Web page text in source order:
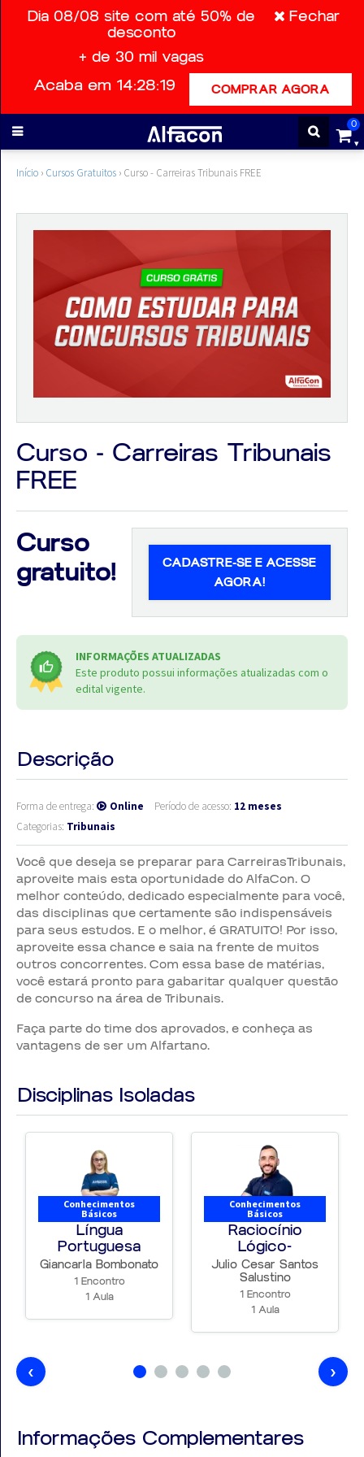
Dia 08/08 site com até 50% de
desconto
+ de 30 mil vagas
Fechar
Acaba em 14:28:19 COMPRAR AGORA
0
Cursos
ALFAQUIZ
Aprovados
Notícias
VIVO
Início › Cursos Gratuitos › Curso - Carreiras Tribunais FREE
Curso - Carreiras Tribunais
FREE
Curso
gratuito!
CADASTRE-SE E ACESSE
AGORA!
INFORMAÇÕES ATUALIZADAS
Este produto possui informações atualizadas com o
edital vigente.
Descrição
Forma de entrega: Online Período de acesso: 12 meses
Categorias: Tribunais
Você que deseja se preparar para CarreirasTribunais,
aproveite mais esta oportunidade do AlfaCon. O
melhor conteúdo, dedicado especialmente para você,
das disciplinas que certamente são indispensáveis
para seus estudos. E o melhor, é GRATUITO! Por isso,
aproveite essa chance e saia na frente de muitos
outros concorrentes. Com essa base de matérias,
você estará pronto para gabaritar qualquer questão
de concurso na área de Tribunais.
Faça parte do time dos aprovados, e conheça as
vantagens de ser um Alfartano.
Disciplinas Isoladas
Conhecimentos
Básicos
Língua
Portuguesa
Giancarla Bombonato
1 Encontro
1 Aula
Conhecimentos
Básicos
Raciocínio
Lógico-
matemático
Julio Cesar Santos
Salustino
1 Encontro
1 Aula
‹ ›
Informações Complementares